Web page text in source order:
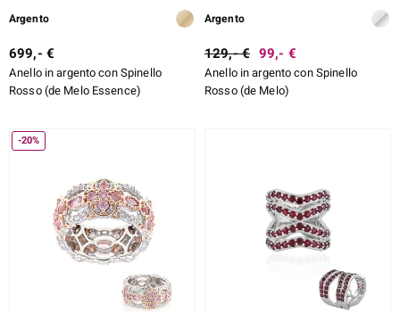
Argento
699,- €
Anello in argento con Spinello
Rosso (de Melo Essence)
Argento
129,- € 99,- €
Anello in argento con Spinello
Rosso (de Melo)
-20%